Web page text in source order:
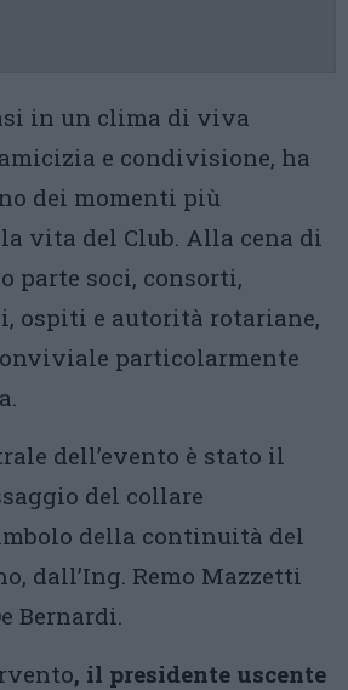
in un clima di viva
e condivisione, ha
dei momenti più
vita del Club. Alla cena di
parte soci, consorti,
ospiti e autorità rotariane,
particolarmente
dell’evento è stato il
del collare
della continuità del
dall’Ing. Remo Mazzetti
Bernardi.
, il presidente uscente